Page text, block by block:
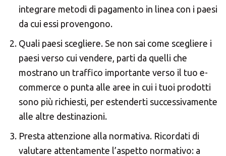
integrare metodi di pagamento in linea con i paesi
da cui essi provengono.
Quali paesi scegliere. Se non sai come scegliere i
paesi verso cui vendere, parti da quelli che
mostrano un traffico importante verso il tuo e-
commerce o punta alle aree in cui i tuoi prodotti
sono più richiesti, per estenderti successivamente
alle altre destinazioni.
Presta attenzione alla normativa. Ricordati di
valutare attentamente l’aspetto normativo: a